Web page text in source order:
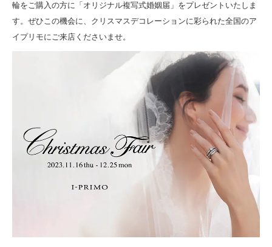
輪をご購入の方に「オリジナル複写式婚姻届」をプレゼントいたしま
す。ぜひこの機会に、クリスマスデコレーションに彩られた全国のア
イプリモにご来店くださいませ。